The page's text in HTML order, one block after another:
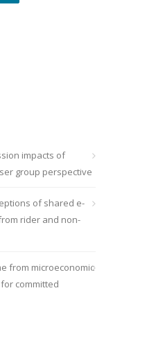
impacts of
group perspective
of shared e-
rider and non-
from microeconomic
committed